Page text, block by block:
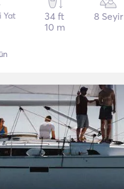
Yat
34 ft
10 m
8 Seyir